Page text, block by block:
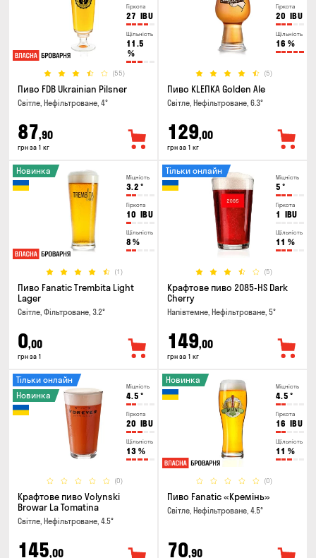
Гіркота
27 IBU
Щільність
11.5
%
(55)
Пиво FDB Ukrainian Pilsner
Світле, Нефільтроване, 4°
87,90
грн за 1 кг
Гіркота
20 IBU
Щільність
16 %
(5)
Пиво KLEПКА Golden Ale
Світле, Нефільтроване, 6.3°
129,00
грн за 1 кг
Міцність
3.2 °
Гіркота
10 IBU
Щільність
8 %
(1)
Новинка
Пиво Fanatic Trembita Light
Lager
Світле, Фільтроване, 3.2°
0,00
грн за 1
Міцність
5 °
Гіркота
1 IBU
Щільність
11 %
(5)
Тільки онлайн
Крафтове пиво 2085-HS Dark
Cherry
Напівтемне, Нефільтроване, 5°
149,00
грн за 1 кг
Міцність
4.5 °
Гіркота
20 IBU
Щільність
13 %
(0)
Тільки онлайн
Новинка
Крафтове пиво Volynski
Browar La Tomatina
Світле, Нефільтроване, 4.5°
145,00
Міцність
4.5 °
Гіркота
16 IBU
Щільність
11 %
(0)
Новинка
Пиво Fanatic «Кремінь»
Світле, Нефільтроване, 4.5°
70,90